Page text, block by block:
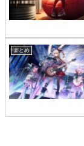
まとめ